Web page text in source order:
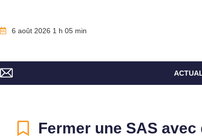
6 août 2026 1 h 05 min
Fermer une SAS